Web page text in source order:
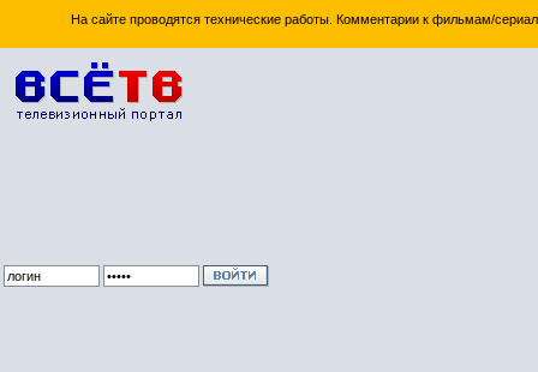
На сайте проводятся технические работы. Комментарии к фильмам/